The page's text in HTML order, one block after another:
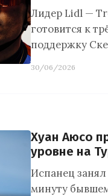
Лидер Lidl —
готовится к
поддержку
30/06/2026
Хуан Аюсо
уровне на
Испанец занял
минуту